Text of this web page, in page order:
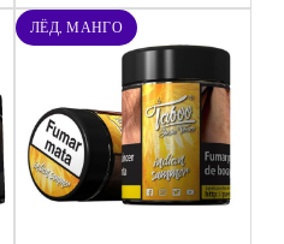
ЛЁД, МАНГО